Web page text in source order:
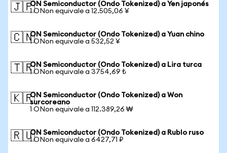
🇯🇵ON Semiconductor (Ondo Tokenized) a Yen japonés
1 ONon equivale a 12.505,06 ¥
🇨🇳ON Semiconductor (Ondo Tokenized) a Yuan chino
1 ONon equivale a 532,52 ¥
🇹🇷ON Semiconductor (Ondo Tokenized) a Lira turca
1 ONon equivale a 3754,69 ₺
🇰🇷ON Semiconductor (Ondo Tokenized) a Won
surcoreano
1 ONon equivale a 112.389,26 ₩
🇷🇺ON Semiconductor (Ondo Tokenized) a Rublo ruso
1 ONon equivale a 6427,71 ₽